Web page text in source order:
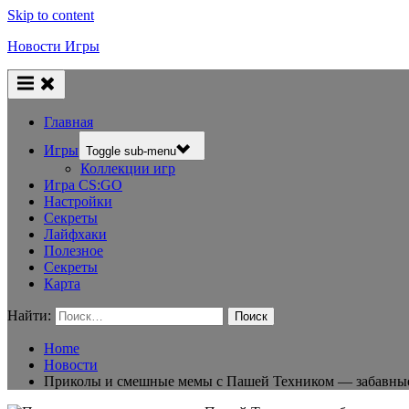
Skip to content
Новости Игры
Главная
Игры Toggle sub-menu
Коллекции игр
Игра CS:GO
Настройки
Секреты
Лайфхаки
Полезное
Секреты
Карта
Найти:
Home
Новости
Приколы и смешные мемы с Пашей Техником —